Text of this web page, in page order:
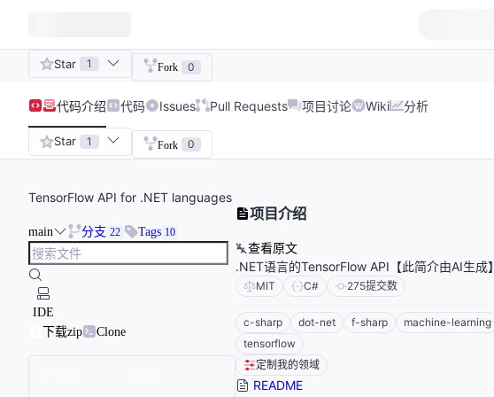
Star 1 Fork 0
代码介绍 代码 Issues Pull Requests 项目讨论 Wiki 分析
Star 1 Fork 0
TensorFlow API for .NET languages
main 分支 22 Tags 10
IDE
下载zip
Clone
项目介绍
查看原文
.NET语言的TensorFlow API【此简介由AI生成】
MIT C# 275提交数
c-sharp dot-net f-sharp machine-learning
tensorflow
定制我的领域
README